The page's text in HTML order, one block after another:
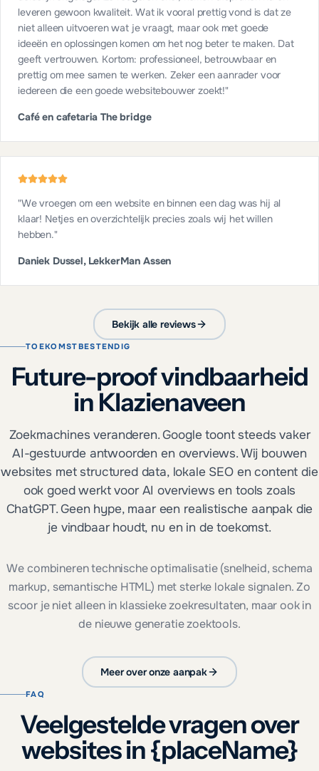
leveren gewoon kwaliteit. Wat ik vooral prettig vond is dat ze
niet alleen uitvoeren wat je vraagt, maar ook met goede
ideeën en oplossingen komen om het nog beter te maken. Dat
geeft vertrouwen. Kortom: professioneel, betrouwbaar en
prettig om mee samen te werken. Zeker een aanrader voor
iedereen die een goede websitebouwer zoekt!"
Café en cafetaria The bridge
"We vroegen om een website en binnen een dag was hij al
klaar! Netjes en overzichtelijk precies zoals wij het willen
hebben."
Daniek Dussel, LekkerMan Assen
Bekijk alle reviews
TOEKOMSTBESTENDIG
Future-proof vindbaarheid
in Klazienaveen
Zoekmachines veranderen. Google toont steeds vaker
AI-gestuurde antwoorden en overviews. Wij bouwen
websites met structured data, lokale SEO en content die
ook goed werkt voor AI overviews en tools zoals
ChatGPT. Geen hype, maar een realistische aanpak die
je vindbaar houdt, nu en in de toekomst.
We combineren technische optimalisatie (snelheid, schema
markup, semantische HTML) met sterke lokale signalen. Zo
scoor je niet alleen in klassieke zoekresultaten, maar ook in
de nieuwe generatie zoektools.
Meer over onze aanpak
FAQ
Veelgestelde vragen over
websites in {placeName}